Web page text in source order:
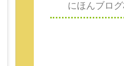
にほんブロ